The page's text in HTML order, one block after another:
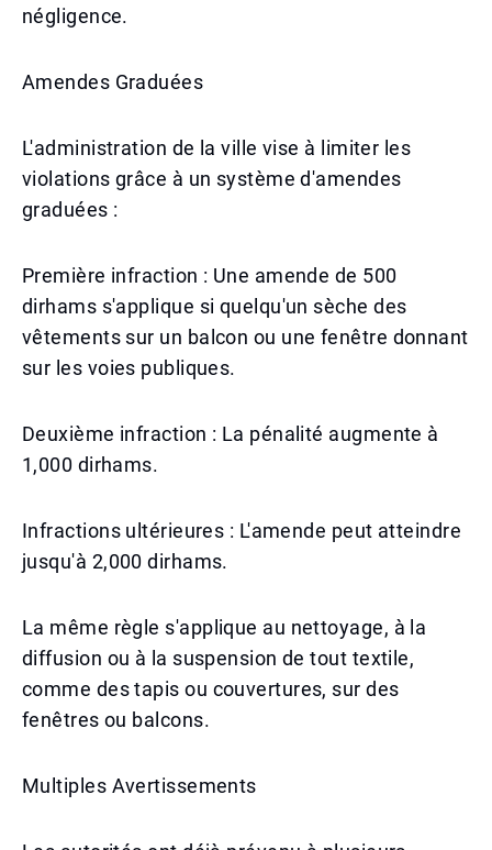
négligence.
Amendes Graduées
L'administration de la ville vise à limiter les
violations grâce à un système d'amendes
graduées :
Première infraction : Une amende de 500
dirhams s'applique si quelqu'un sèche des
vêtements sur un balcon ou une fenêtre donnant
sur les voies publiques.
Deuxième infraction : La pénalité augmente à
1,000 dirhams.
Infractions ultérieures : L'amende peut atteindre
jusqu'à 2,000 dirhams.
La même règle s'applique au nettoyage, à la
diffusion ou à la suspension de tout textile,
comme des tapis ou couvertures, sur des
fenêtres ou balcons.
Multiples Avertissements